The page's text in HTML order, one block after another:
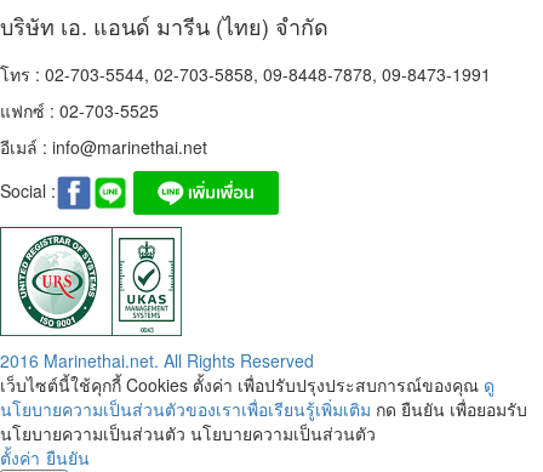
บริษัท เอ. แอนด์ มารีน (ไทย) จำกัด
โทร : 02-703-5544, 02-703-5858, 09-8448-7878, 09-8473-1991
แฟกซ์ : 02-703-5525
อีเมล์ : info@marinethai.net
Social :
2016 Marinethai.net. All Rights Reserved
เว็บไซต์นี้ใช้คุกกี้ Cookies ตั้งค่า เพื่อปรับปรุงประสบการณ์ของคุณ ดู
นโยบายความเป็นส่วนตัวของเราเพื่อเรียนรู้เพิ่มเติม กด ยืนยัน เพื่อยอมรับ
นโยบายความเป็นส่วนตัว นโยบายความเป็นส่วนตัว
ตั้งค่า ยืนยัน